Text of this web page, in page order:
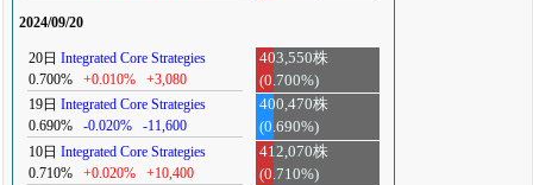
2024/09/20
20日 Integrated Core Strategies
0.700%
+0.010% +3,080
403,550株
(0.700%)
19日 Integrated Core Strategies
0.690%
-0.020% -11,600
400,470株
(0.690%)
10日 Integrated Core Strategies
0.710%
+0.020% +10,400
412,070株
(0.710%)